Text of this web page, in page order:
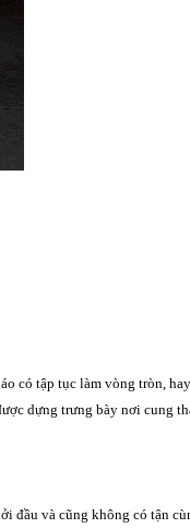
có tập tục làm vòng tròn,
dựng trưng bày nơi cung
đầu và cũng không có tận cù